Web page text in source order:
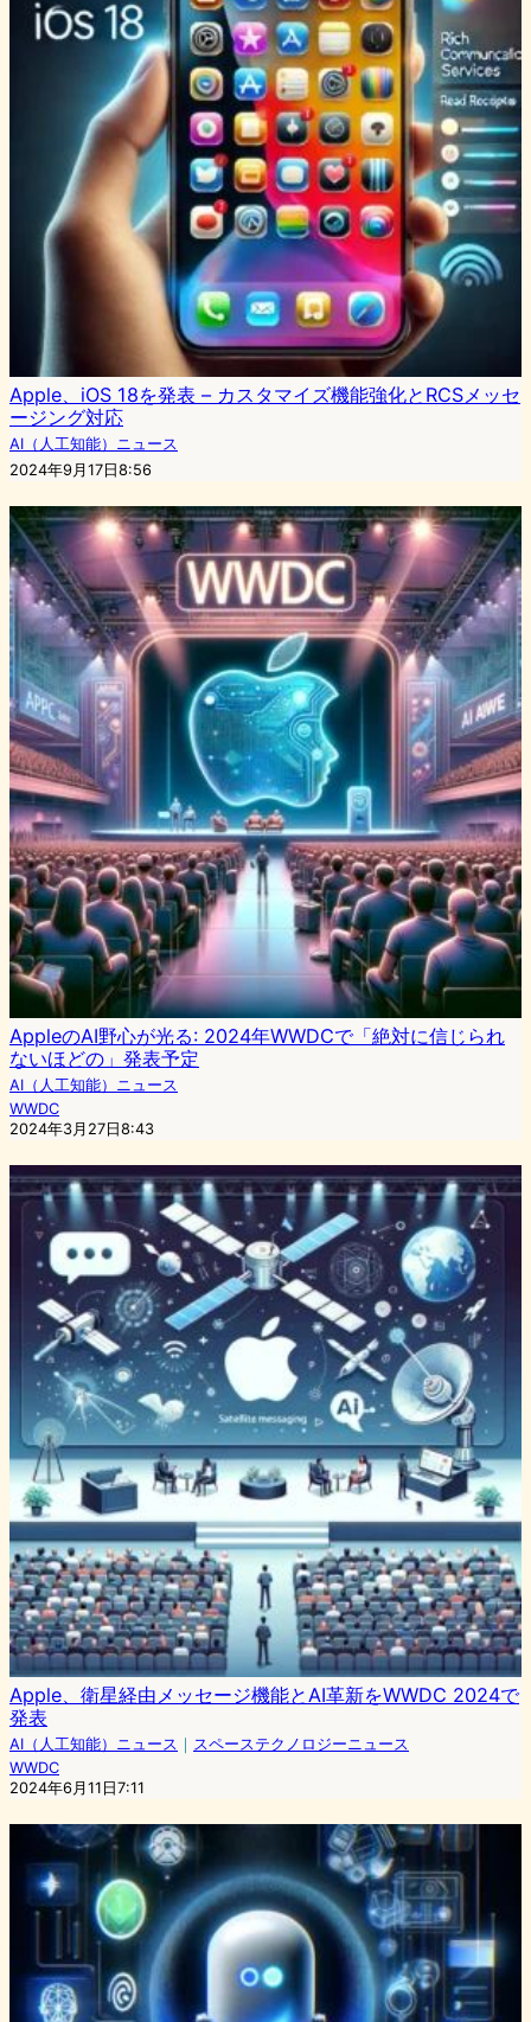
Apple、iOS 18を発表 – カスタマイズ機能強化とRCSメッセ
ージング対応
AI（人工知能）ニュース
2024年9月17日8:56
AppleのAI野心が光る: 2024年WWDCで「絶対に信じられ
ないほどの」発表予定
AI（人工知能）ニュース
WWDC
2024年3月27日8:43
Apple、衛星経由メッセージ機能とAI革新をWWDC 2024で
発表
AI（人工知能）ニュース ｜ スペーステクノロジーニュース
WWDC
2024年6月11日7:11